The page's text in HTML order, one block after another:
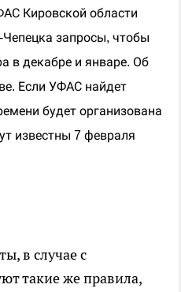
Кировской области
запросы, чтобы
в декабре и январе. Об
Если УФАС найдет
будет организована
известны 7 февраля
в случае с
такие же правила,